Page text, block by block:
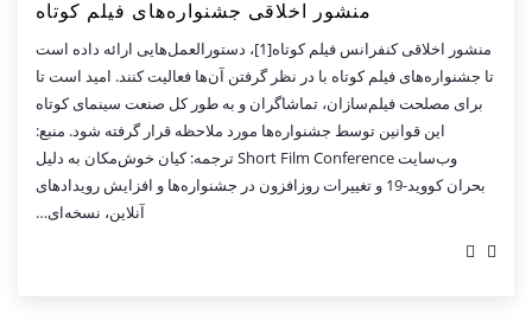
منشور اخلاقی جشنواره‌های فیلم کوتاه
منشور اخلاقی کنفرانس فیلم کوتاه[1]، دستورالعمل‌هایی ارائه داده است
تا جشنواره‌های فیلم کوتاه با در نظر گرفتن آن‌ها فعالیت کنند. امید است تا
برای مصلحت فیلم‌سازان، تماشاگران و به طور کل صنعت سینمای کوتاه
این قوانین توسط جشنواره‌ها مورد ملاحظه قرار گرفته شود. منبع:
وب‌سایت Short Film Conference ترجمه: کیان خوش‌مکان به دلیل
بحران کووید-19 و تغییرات روزافزون در جشنواره‌ها و افزایش رویدادهای
آنلاین، نسخه‌ای…